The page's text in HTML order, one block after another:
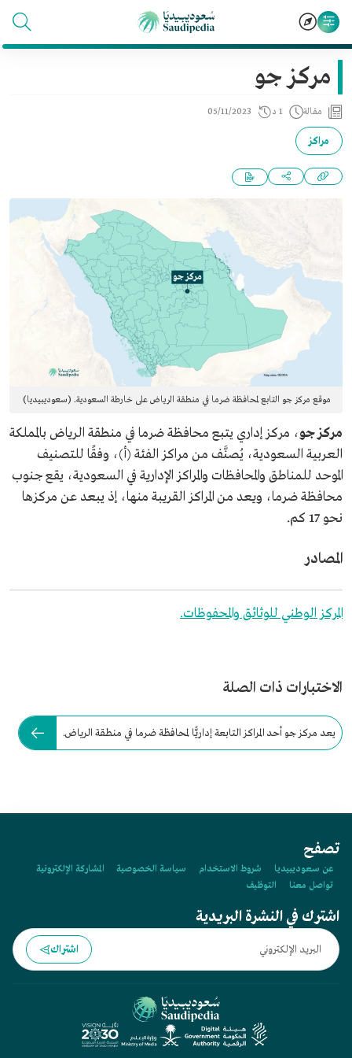
مركز جو
مقالة 1 د 05/11/2023
مراكز
موقع مركز جو التابع لمحافظة ضرما في منطقة الرياض على خارطة السعودية. (سعوديبيديا)
مركز جو، مركز إداري يتبع محافظة ضرما في منطقة الرياض بالمملكة
العربية السعودية، يُصنَّف من مراكز الفئة (أ)، وفقًا للتصنيف
الموحد للمناطق والمحافظات والمراكز الإدارية في السعودية، يقع جنوب
محافظة ضرما، ويعد من المراكز القريبة منها، إذ يبعد عن مركزها
نحو 17 كم.
المصادر
المركز الوطني للوثائق والمحفوظات.
الاختبارات ذات الصلة
يعد مركز جو أحد المراكز التابعة إداريًّا لمحافظة ضرما في منطقة الرياض.
تصفح
عن سعوديبيديا شروط الاستخدام سياسة الخصوصية
المشاركة الإلكترونية
تواصل معنا
التوظيف
اشترك في النشرة البريدية
اشتراك